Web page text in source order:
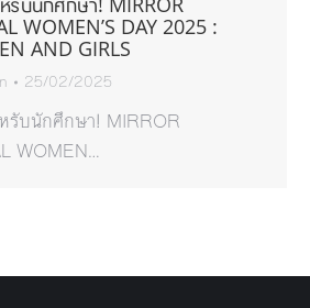
WOMEN’S DAY 2025 :
AND GIRLS
25/02/2025
รับนักศึกษา! MIRROR
WOMEN…